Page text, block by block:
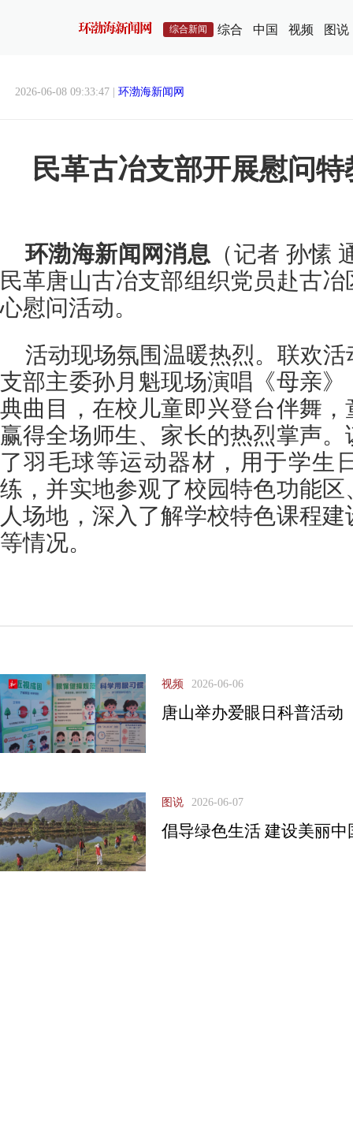
综合新闻 综合 中国 视频 图说
2026-06-08 09:33:47 | 环渤海新闻网
民革古冶支部开展慰问
环渤海新闻网消息 （记者 孙愫
民革唐山古冶支部组织党员赴古
心慰问活动。
活动现场氛围温暖热烈。联欢
支部主委孙月魁现场演唱《母亲
典曲目，在校儿童即兴登台伴舞
赢得全场师生、家长的热烈掌声
了羽毛球等运动器材，用于学生
练，并实地参观了校园特色功能
人场地，深入了解学校特色课程
等情况。
视频 2026-06-06
唐山举办爱眼日科普活动
图说 2026-06-07
倡导绿色生活 建设美丽中